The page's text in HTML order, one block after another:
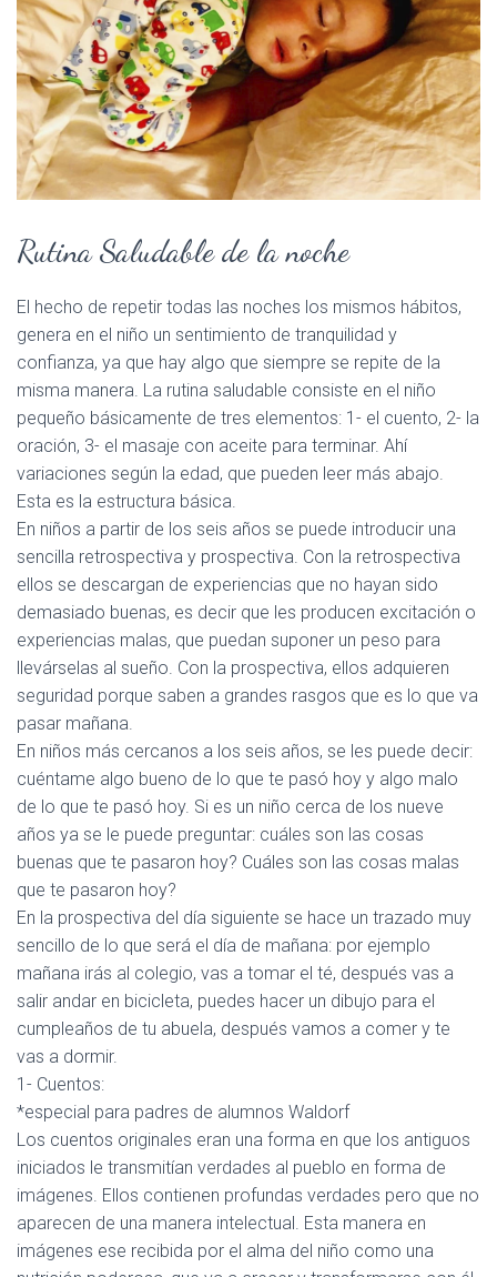
Rutina Saludable de la noche
El hecho de repetir todas las noches los mismos hábitos,
genera en el niño un sentimiento de tranquilidad y
confianza, ya que hay algo que siempre se repite de la
misma manera. La rutina saludable consiste en el niño
pequeño básicamente de tres elementos: 1- el cuento, 2- la
oración, 3- el masaje con aceite para terminar. Ahí
variaciones según la edad, que pueden leer más abajo.
Esta es la estructura básica.
En niños a partir de los seis años se puede introducir una
sencilla retrospectiva y prospectiva. Con la retrospectiva
ellos se descargan de experiencias que no hayan sido
demasiado buenas, es decir que les producen excitación o
experiencias malas, que puedan suponer un peso para
llevárselas al sueño. Con la prospectiva, ellos adquieren
seguridad porque saben a grandes rasgos que es lo que va
pasar mañana.
En niños más cercanos a los seis años, se les puede decir:
cuéntame algo bueno de lo que te pasó hoy y algo malo
de lo que te pasó hoy. Si es un niño cerca de los nueve
años ya se le puede preguntar: cuáles son las cosas
buenas que te pasaron hoy? Cuáles son las cosas malas
que te pasaron hoy?
En la prospectiva del día siguiente se hace un trazado muy
sencillo de lo que será el día de mañana: por ejemplo
mañana irás al colegio, vas a tomar el té, después vas a
salir andar en bicicleta, puedes hacer un dibujo para el
cumpleaños de tu abuela, después vamos a comer y te
vas a dormir.
1- Cuentos:
*especial para padres de alumnos Waldorf
Los cuentos originales eran una forma en que los antiguos
iniciados le transmitían verdades al pueblo en forma de
imágenes. Ellos contienen profundas verdades pero que no
aparecen de una manera intelectual. Esta manera en
imágenes ese recibida por el alma del niño como una